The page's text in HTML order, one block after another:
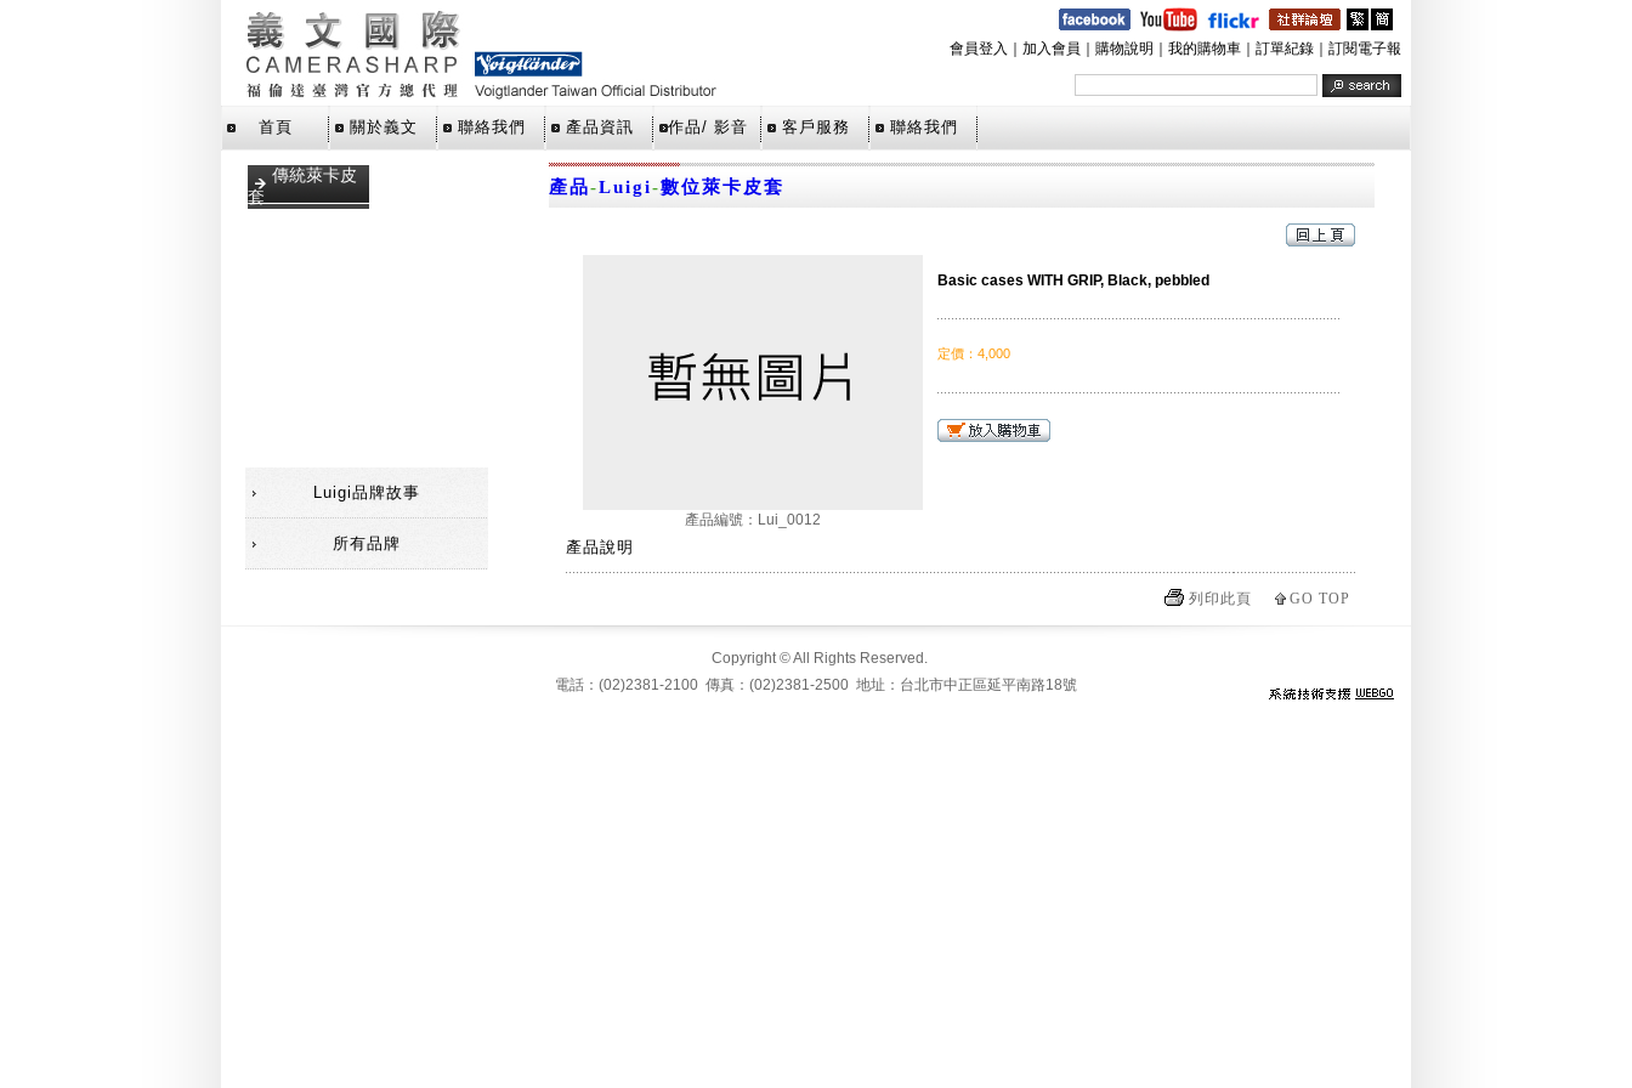
會員登入 加入會員 購物說明 我的購物車 訂單紀錄 訂閱電子報
首頁 關於義文 聯絡我們 產品資訊 作品/ 影音 客戶服務 聯絡我們
傳統萊卡皮
套
Luigi品牌故事
所有品牌
產品-Luigi-數位萊卡皮套
產品編號：Lui_0012
Basic cases WITH GRIP, Black, pebbled
定價 ： 4,000
產品說明
列印此頁 GO TOP
Copyright © All Rights Reserved.
電話：(02)2381-2100 傳真：(02)2381-2500 地址：台北市中正區延平南路18號